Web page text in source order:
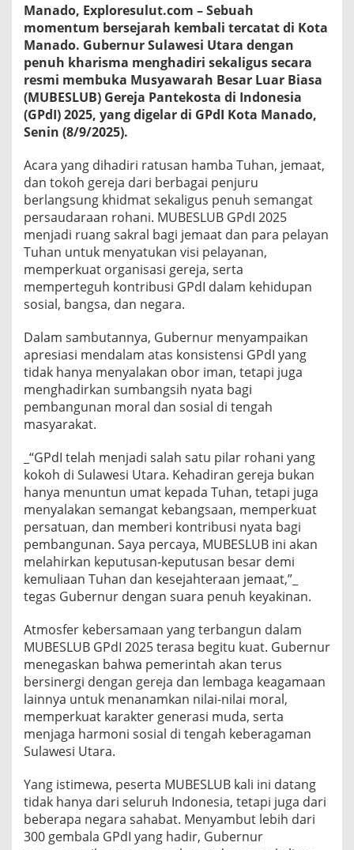
M
u
e
s
l
u
b
G
P
I
2
0
2
5
:
M
o
m
e
n
u
m
a
k
r
e
n
y
a
t
u
k
a
n
V
s
i
G
e
r
e
j
a
d
a
a
n
g
s
Manado, Exploresulut.com – Sebuah
momentum bersejarah kembali tercatat di Kota
Manado. Gubernur Sulawesi Utara dengan
penuh kharisma menghadiri sekaligus secara
resmi membuka Musyawarah Besar Luar Biasa
(MUBESLUB) Gereja Pantekosta di Indonesia
(GPdI) 2025, yang digelar di GPdI Kota Manado,
Senin (8/9/2025).
Acara yang dihadiri ratusan hamba Tuhan, jemaat,
dan tokoh gereja dari berbagai penjuru
berlangsung khidmat sekaligus penuh semangat
persaudaraan rohani. MUBESLUB GPdI 2025
menjadi ruang sakral bagi jemaat dan para pelayan
Tuhan untuk menyatukan visi pelayanan,
memperkuat organisasi gereja, serta
memperteguh kontribusi GPdI dalam kehidupan
sosial, bangsa, dan negara.
Dalam sambutannya, Gubernur menyampaikan
apresiasi mendalam atas konsistensi GPdI yang
tidak hanya menyalakan obor iman, tetapi juga
menghadirkan sumbangsih nyata bagi
pembangunan moral dan sosial di tengah
masyarakat.
_“GPdI telah menjadi salah satu pilar rohani yang
kokoh di Sulawesi Utara. Kehadiran gereja bukan
hanya menuntun umat kepada Tuhan, tetapi juga
menyalakan semangat kebangsaan, memperkuat
persatuan, dan memberi kontribusi nyata bagi
pembangunan. Saya percaya, MUBESLUB ini akan
melahirkan keputusan-keputusan besar demi
kemuliaan Tuhan dan kesejahteraan jemaat,”_
tegas Gubernur dengan suara penuh keyakinan.
Atmosfer kebersamaan yang terbangun dalam
MUBESLUB GPdI 2025 terasa begitu kuat. Gubernur
menegaskan bahwa pemerintah akan terus
bersinergi dengan gereja dan lembaga keagamaan
lainnya untuk menanamkan nilai-nilai moral,
memperkuat karakter generasi muda, serta
menjaga harmoni sosial di tengah keberagaman
Sulawesi Utara.
Yang istimewa, peserta MUBESLUB kali ini datang
tidak hanya dari seluruh Indonesia, tetapi juga dari
beberapa negara sahabat. Menyambut lebih dari
300 gembala GPdI yang hadir, Gubernur